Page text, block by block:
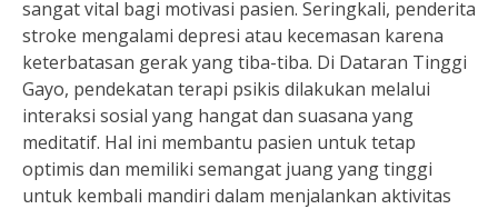
sangat vital bagi motivasi pasien. Seringkali, penderita
stroke mengalami depresi atau kecemasan karena
keterbatasan gerak yang tiba-tiba. Di Dataran Tinggi
Gayo, pendekatan terapi psikis dilakukan melalui
interaksi sosial yang hangat dan suasana yang
meditatif. Hal ini membantu pasien untuk tetap
optimis dan memiliki semangat juang yang tinggi
untuk kembali mandiri dalam menjalankan aktivitas